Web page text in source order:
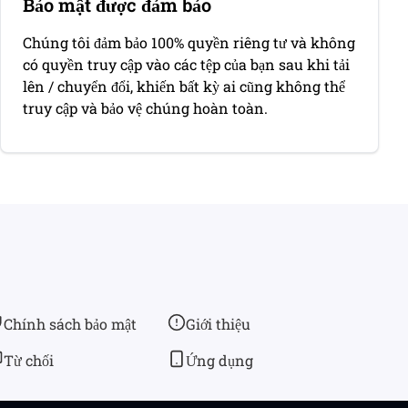
Chúng tôi đảm bảo 100% quyền riêng tư và không
có quyền truy cập vào các tệp của bạn sau khi tải
lên / chuyển đổi, khiến bất kỳ ai cũng không thể
truy cập và bảo vệ chúng hoàn toàn.
Chính sách bảo mật
Từ chối
Giới thiệu
Ứng dụng